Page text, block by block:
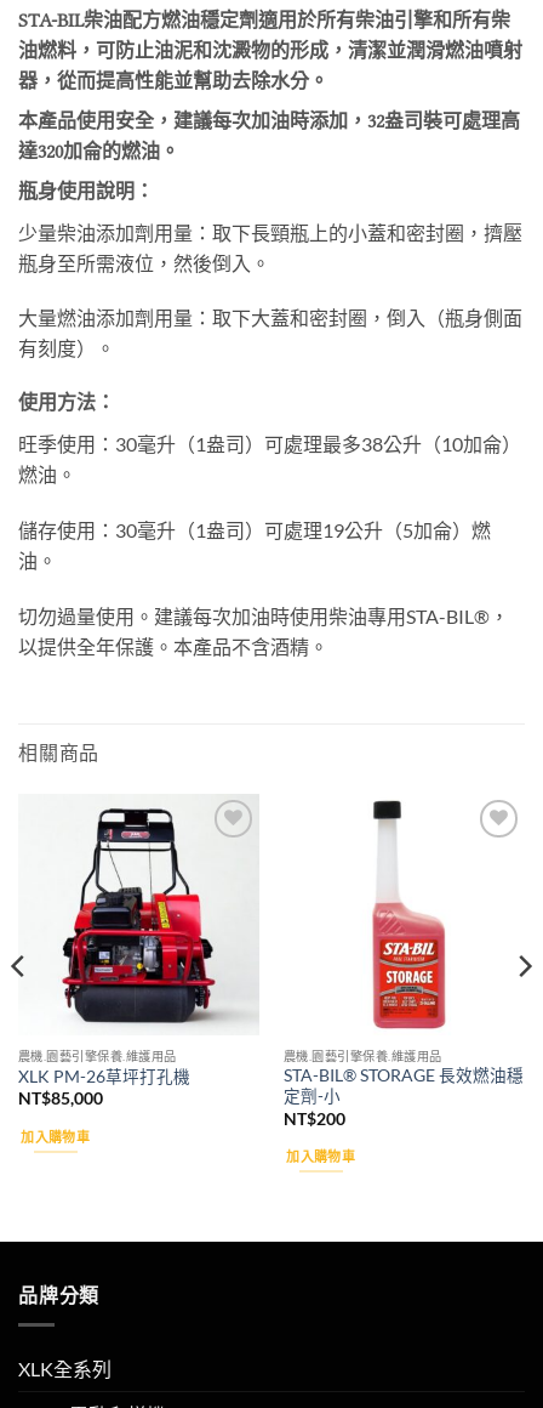
STA-BIL柴油配方燃油穩定劑適用於所有柴油引擎和所有柴
油燃料，可防止油泥和沈澱物的形成，清潔並潤滑燃油噴射
器，從而提高性能並幫助去除水分。
本產品使用安全，建議每次加油時添加，32盎司裝可處理高
達320加侖的燃油。
瓶身使用說明：
少量柴油添加劑用量：取下長頸瓶上的小蓋和密封圈，擠壓
瓶身至所需液位，然後倒入。
大量燃油添加劑用量：取下大蓋和密封圈，倒入（瓶身側面
有刻度）。
使用方法：
旺季使用：30毫升（1盎司）可處理最多38公升（10加侖）
燃油。
儲存使用：30毫升（1盎司）可處理19公升（5加侖）燃
油。
切勿過量使用。建議每次加油時使用柴油專用STA-BIL®，
以提供全年保護。本產品不含酒精。
相關商品
農機.園藝引擎保養.維護用品
XLK PM-26草坪打孔機
NT$85,000
加入購物車
農機.園藝引擎保養.維護用品
STA-BIL® STORAGE 長效燃油穩
定劑-小
NT$200
加入購物車
品牌分類
XLK全系列